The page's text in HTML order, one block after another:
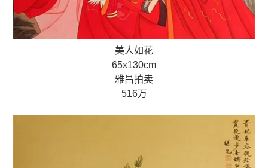
美人如花
65x130cm
雅昌拍卖
516万